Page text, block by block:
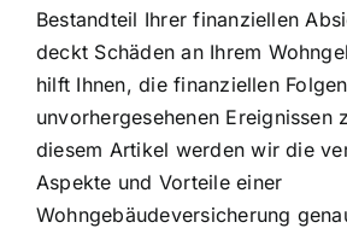
Bestandteil Ihrer finanziellen
deckt Schäden an Ihrem
hilft Ihnen, diefinanziellen
unvorhergesehenen Ereignissen
diesem Artikel werden wir die
Aspekte und Vorteile einer
Wohngebäudeversicherung